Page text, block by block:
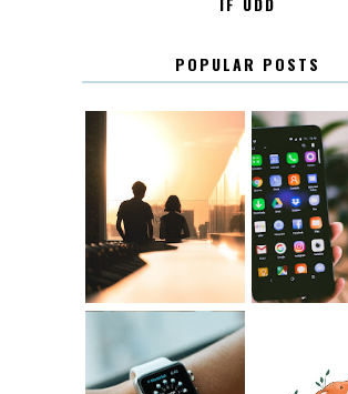
POPULAR POSTS
KONTAKT